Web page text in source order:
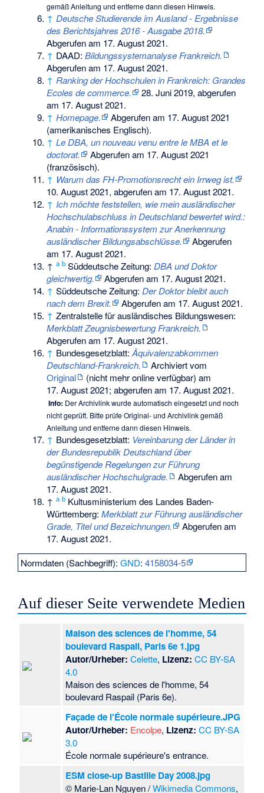
gemäßAnleitung und entferne dann diesen Hinweis.
↑ Deutsche Studierende im Ausland - Ergebnisse
des Berichtsjahres 2016 - Ausgabe 2018.
Abgerufen am 17. August 2021.
↑ DAAD:Bildungssystemanalyse Frankreich.
Abgerufen am 17. August 2021.
↑ Ranking der Hochschulen in Frankreich: Grandes
Ecoles de commerce.
28. Juni 2019, abgerufen
am 17. August 2021.
↑ Homepage.
Abgerufen am 17. August 2021
(amerikanisches Englisch).
↑ Le DBA, un nouveau venu entre le MBA et le
doctorat.
Abgerufen am 17. August 2021
(französisch).
↑ Warum das FH-Promotionsrecht ein Irrweg ist.
10. August 2021, abgerufen am 17. August 2021.
↑ Ich möchte feststellen, wie mein ausländischer
Hochschulabschluss in Deutschland bewertet wird.:
Anabin - Informationssystem zur Anerkennung
ausländischer Bildungsabschlüsse.
Abgerufen
am 17. August 2021.
↑a b Süddeutsche Zeitung: DBA und Doktor
gleichwertig.
Abgerufen am 17. August 2021.
↑ Süddeutsche Zeitung: Der Doktor bleibt auch
nach dem Brexit.
Abgerufen am 17. August 2021.
↑ Zentralstelle für ausländisches Bildungswesen:
Merkblatt Zeugnisbewertung Frankreich.
Abgerufen am 17. August 2021.
↑ Bundesgesetzblatt:Äquivalenzabkommen
Deutschland-Frankreich.
Archiviert vom
Original
(nicht mehr online verfügbar) am
17. August 2021; abgerufen am 17. August 2021.
Info: Der Archivlink wurde automatisch eingesetzt und noch
nicht geprüft. Bitte prüfe Original- und Archivlink gemäß
Anleitung und entferne dann diesen Hinweis.
↑ Bundesgesetzblatt: Vereinbarung der Länder in
der Bundesrepublik Deutschland über
begünstigende Regelungen zur Führung
ausländischer Hochschulgrade.
Abgerufen am
17. August 2021.
↑a b Kultusministerium des Landes Baden-
Württemberg:Merkblatt zur Führung ausländischer
Grade, Titel und Bezeichnungen.
Abgerufen am
17. August 2021.
Normdaten (Sachbegriff):GND:4158034-5
Auf dieser Seite verwendete Medien
Maison des sciences de l'homme, 54
boulevard Raspail, Paris 6e 1.jpg
Autor/Urheber: Celette, Lizenz: CC BY-SA
4.0
Maison des sciences de l'homme, 54
boulevard Raspail (Paris 6e).
Façade de l'École normale supérieure.JPG
Autor/Urheber: Encolpe, Lizenz: CC BY-SA
3.0
École normale supérieure's entrance.
ESM close-up Bastille Day 2008.jpg
© Marie-Lan Nguyen /Wikimedia Commons,